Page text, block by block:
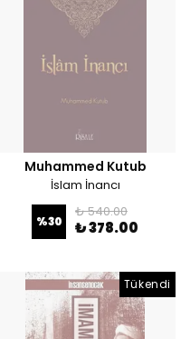
Muhammed Kutub
İslam İnancı
%30
₺ 540.00
₺ 378.00
Tükendi